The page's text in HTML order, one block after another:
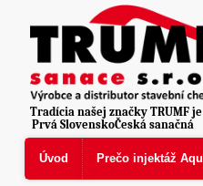
Úvod Prečo injektáž
Prvá SlovenskoČeská sanačná
Tradícia našej značky TRUMF